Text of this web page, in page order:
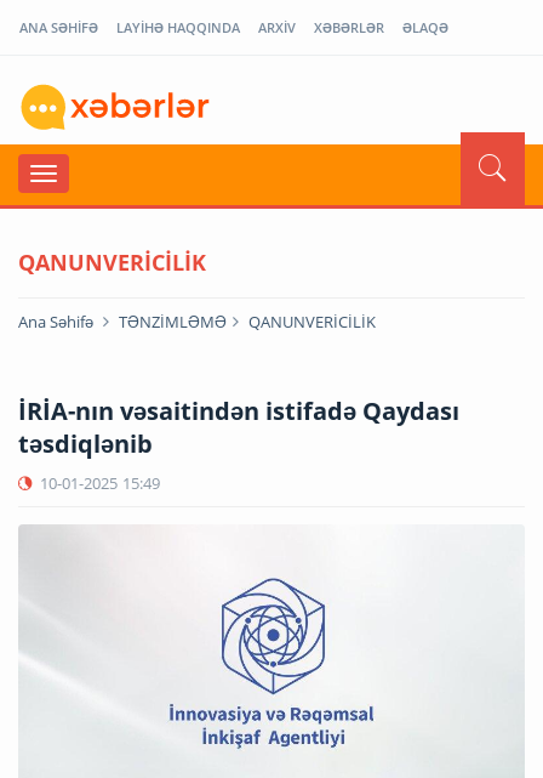
ANA SƏHİFƏ LAYİHƏ HAQQINDA ARXİV XƏBƏRLƏR ƏLAQƏ
QANUNVERİCİLİK
Ana Səhifə TƏNZİMLƏMƏ QANUNVERİCİLİK
İRİA-nın vəsaitindən istifadə Qaydası
təsdiqlənib
10-01-2025 15:49